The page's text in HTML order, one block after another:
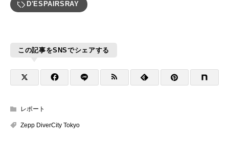
D'ESPAIRSRAY
この記事をSNSでシェアする
レポート
Zepp DiverCity Tokyo